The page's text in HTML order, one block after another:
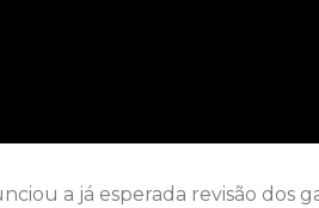
a já esperada revisão dos